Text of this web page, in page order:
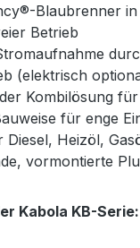
Blaubrenner
Betrieb
(elektrisch
Kombilösung
für enge
Diesel, Heizöl,
vormontierte
Kabola KB-Serie: